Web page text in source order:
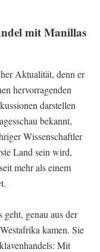
mit Manillas
Aktualität, denn er
hervorragenden
darstellen
bekannt,
Wissenschaftler
Land sein wird,
mehr als einem
genau aus der
kamen. Sie
Mit